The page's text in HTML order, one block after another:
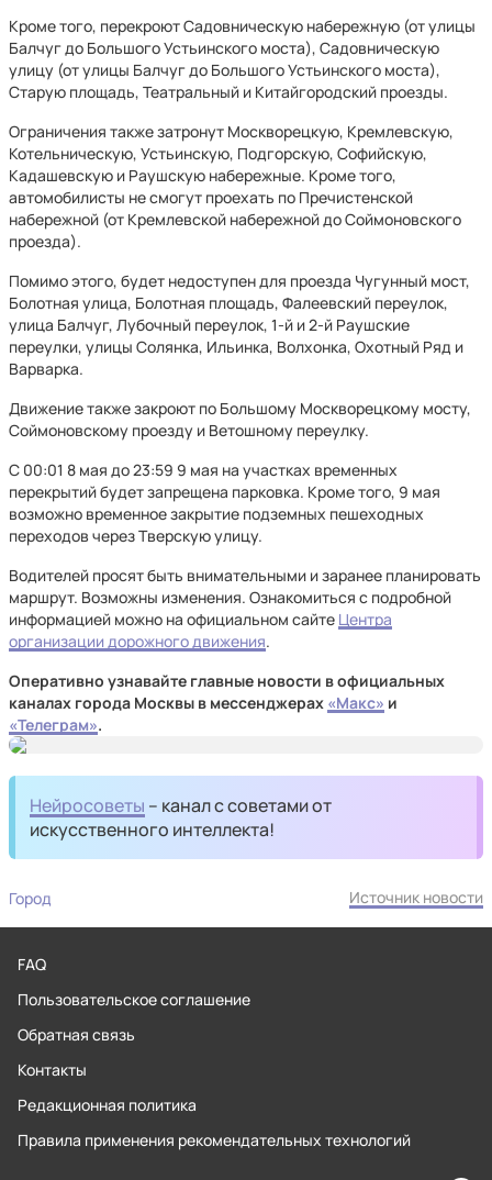
Кроме того, перекроют Садовническую набережную (от улицы
Балчуг до Большого Устьинского моста), Садовническую
улицу (от улицы Балчуг до Большого Устьинского моста),
Старую площадь, Театральный и Китайгородский проезды.
Ограничения также затронут Москворецкую, Кремлевскую,
Котельническую, Устьинскую, Подгорскую, Софийскую,
Кадашевскую и Раушскую набережные. Кроме того,
автомобилисты не смогут проехать по Пречистенской
набережной (от Кремлевской набережной до Соймоновского
проезда).
Помимо этого, будет недоступен для проезда Чугунный мост,
Болотная улица, Болотная площадь, Фалеевский переулок,
улица Балчуг, Лубочный переулок, 1-й и 2-й Раушские
переулки, улицы Солянка, Ильинка, Волхонка, Охотный Ряд и
Варварка.
Движение также закроют по Большому Москворецкому мосту,
Соймоновскому проезду и Ветошному переулку.
С 00:01 8 мая до 23:59 9 мая на участках временных
перекрытий будет запрещена парковка. Кроме того, 9 мая
возможно временное закрытие подземных пешеходных
переходов через Тверскую улицу.
Водителей просят быть внимательными и заранее планировать
маршрут. Возможны изменения. Ознакомиться с подробной
информацией можно на официальном сайте Центра
организации дорожного движения.
Оперативно узнавайте главные новости в официальных
каналах города Москвы в мессенджерах «Макс» и
«Телеграм».
Нейросоветы – канал с советами от
искусственного интеллекта!
Город Источник новости
FAQ
Пользовательское соглашение
Обратная связь
Контакты
Редакционная политика
Правила применения рекомендательных технологий